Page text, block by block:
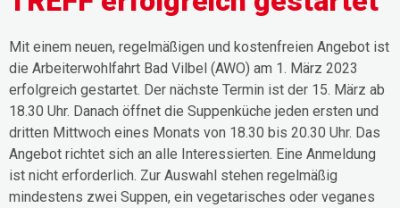
Mit einem neuen, regelmäßigen und kostenfreien Angebot ist
die Arbeiterwohlfahrt Bad Vilbel (AWO) am 1. März 2023
erfolgreich gestartet. Der nächste Termin ist der 15. März ab
18.30 Uhr. Danach öffnet die Suppenküche jeden ersten und
dritten Mittwoch eines Monats von 18.30 bis 20.30 Uhr. Das
Angebot richtet sich an alle Interessierten. Eine Anmeldung
ist nicht erforderlich. Zur Auswahl stehen regelmäßig
mindestens zwei Suppen, ein vegetarisches oder veganes